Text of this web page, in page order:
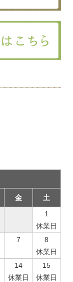
金
土
1
休業日
7
8
休業日
14
休業日
15
休業日